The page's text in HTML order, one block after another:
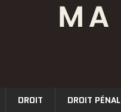
DROIT DROIT PÉNAL